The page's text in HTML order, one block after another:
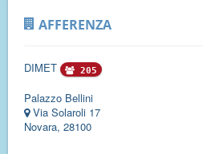
AFFERENZA
DIMET 205
Palazzo Bellini
Via Solaroli 17
Novara, 28100